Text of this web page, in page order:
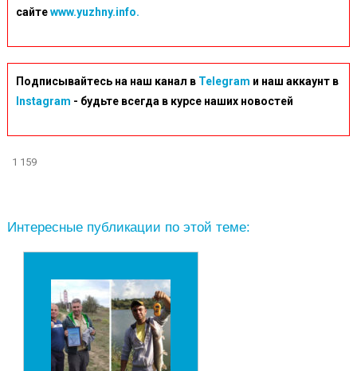
сайтеwww.yuzhny.info.
Подписывайтесь на наш канал в Telegram и наш аккаунт в
Instagram - будьте всегда в курсе наших новостей
1 159
Интересные публикации по этой теме: